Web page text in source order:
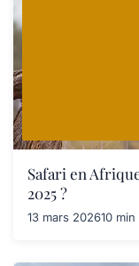
Safari en
2025 ?
13 mars 202610 min